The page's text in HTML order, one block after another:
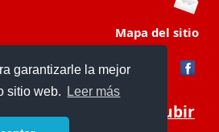
garantizarle la mejor
sitio web.
Leer más
Mapa del sitio
Subir